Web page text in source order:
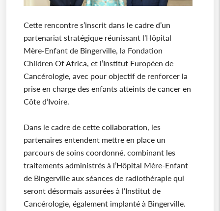
Cette rencontre s’inscrit dans le cadre d’un
partenariat stratégique réunissant l’Hôpital
Mère-Enfant de Bingerville, la Fondation
Children Of Africa, et l’Institut Européen de
Cancérologie, avec pour objectif de renforcer la
prise en charge des enfants atteints de cancer en
Côte d’Ivoire.
Dans le cadre de cette collaboration, les
partenaires entendent mettre en place un
parcours de soins coordonné, combinant les
traitements administrés à l’Hôpital Mère-Enfant
de Bingerville aux séances de radiothérapie qui
seront désormais assurées à l’Institut de
Cancérologie, également implanté à Bingerville.